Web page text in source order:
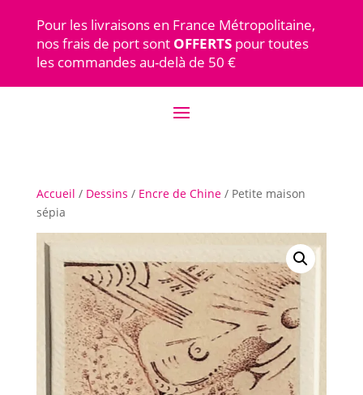
Pour les livraisons en France Métropolitaine,
nos frais de port sont OFFERTSpour toutes
les commandes au-delà de 50 €
Accueil / Dessins / Encre de Chine/ Petite maison
sépia